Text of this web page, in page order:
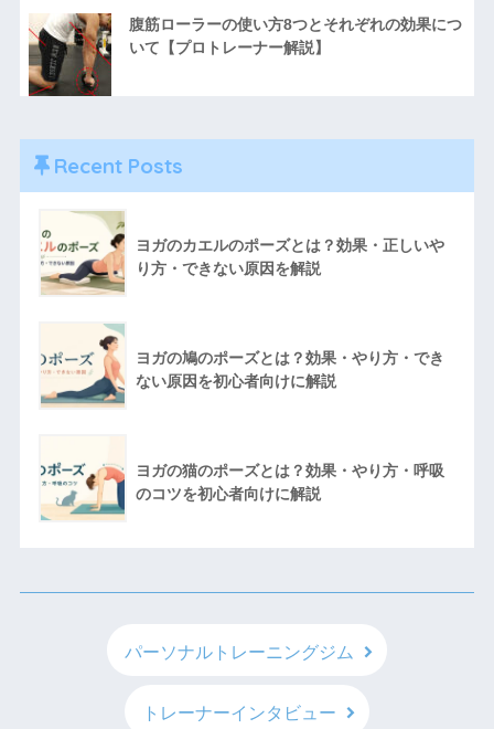
腹筋ローラーの使い方8つとそれぞれの効果につ
いて【プロトレーナー解説】
Recent Posts
ヨガのカエルのポーズとは？効果・正しいや
り方・できない原因を解説
ヨガの鳩のポーズとは？効果・やり方・でき
ない原因を初心者向けに解説
ヨガの猫のポーズとは？効果・やり方・呼吸
のコツを初心者向けに解説
パーソナルトレーニングジム
トレーナーインタビュー